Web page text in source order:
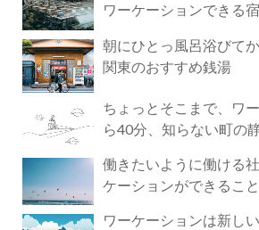
ワーケーションできる
朝にひとっ風呂浴びて
関東のおすすめ銭湯
ちょっとそこまで、ワ
ら40分、知らない町の
働きたいように働ける
ケーションができること
ワーケーションは新し